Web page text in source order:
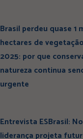
Brasil perdeu quase 1
hectares de
2025: por que
natureza continua
urgente
Entrevista ESBrasil:
liderança projeta